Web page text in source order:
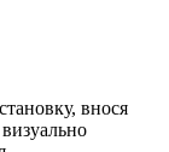
внося